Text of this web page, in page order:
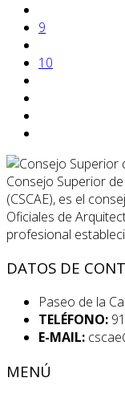
9
10
Consejo Superior
(CSCAE), es el
Oficiales de
profesional
DATOS DE
Paseo de la
TELÉFONO:
E-MAIL:
MENÚ